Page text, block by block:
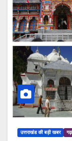
उत्तराखंड की बड़ी खबर